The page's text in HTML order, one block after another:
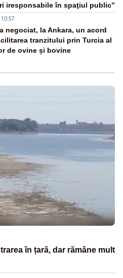
iresponsabile în spaţiul public”
negociat, la Ankara, un acord
tranzitului prin Turcia al
de ovine și bovine
în țară, dar rămâne mult